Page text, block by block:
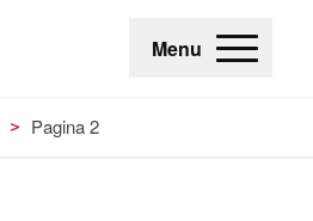
Menu
> Pagina 2